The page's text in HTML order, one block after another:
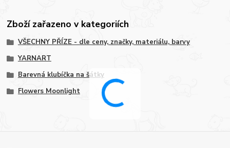
Zboží zařazeno v kategoriích
VŠECHNY PŘÍZE - dle ceny, značky, materiálu, barvy
YARNART
Barevná klubíčka na šátky
Flowers Moonlight